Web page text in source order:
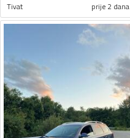
Tivat prije 2 dana